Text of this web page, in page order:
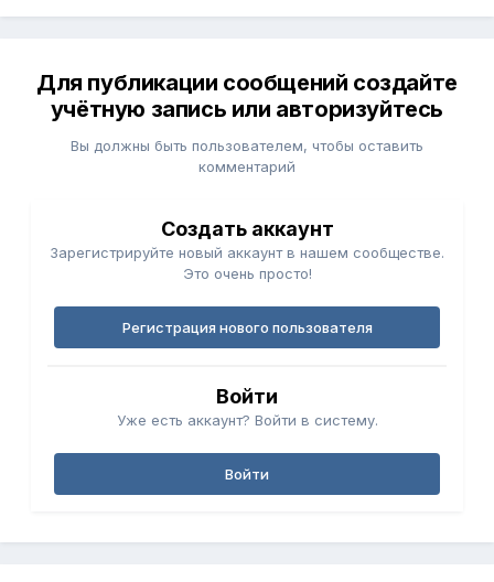
Для публикации сообщений создайте
учётную запись или авторизуйтесь
Вы должны быть пользователем, чтобы оставить
комментарий
Создать аккаунт
Зарегистрируйте новый аккаунт в нашем сообществе.
Это очень просто!
Регистрация нового пользователя
Войти
Уже есть аккаунт? Войти в систему.
Войти